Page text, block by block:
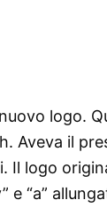
logo.
Aveva il
logo
“a”